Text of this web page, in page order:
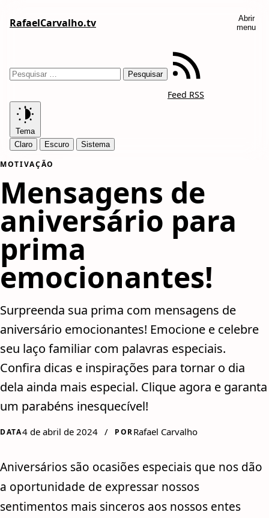
RafaelCarvalho.tv
Abrir
menu
Feed RSS
Tema
Claro
Escuro Sistema
MOTIVAÇÃO
Mensagens de
aniversário para
prima
emocionantes!
Surpreenda sua prima com mensagens de
aniversário emocionantes! Emocione e celebre
seu laço familiar com palavras especiais.
Confira dicas e inspirações para tornar o dia
dela ainda mais especial. Clique agora e garanta
um parabéns inesquecível!
DATA4 de abril de 2024 / PORRafael Carvalho
Aniversários são ocasiões especiais que nos dão
a oportunidade de expressar nossos
sentimentos mais sinceros aos nossos entes